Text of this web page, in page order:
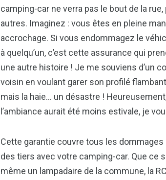
camping-car ne verra pas le bout de la
autres. Imaginez : vous êtes en pleine
accrochage. Si vous endommagez le
à quelqu’un, c’est cette assurance qui
une autre histoire ! Je me souviens d’un
voisin en voulant garer son profilé
mais la haie… un désastre !
l’ambiance aurait été moins estivale, je
Cette garantie couvre tous les
des tiers avec votre camping-car. Que ce
même un lampadaire de la commune, la